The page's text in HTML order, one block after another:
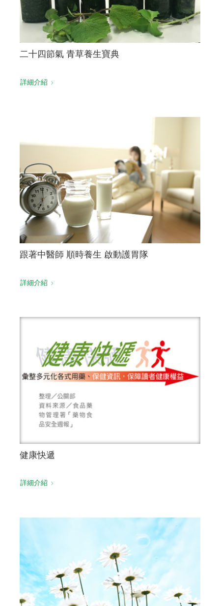
二十四節氣 青草養生寶典
詳細介紹
跟著中醫師 順時養生 啟動護胃隊
詳細介紹
健康快遞
詳細介紹